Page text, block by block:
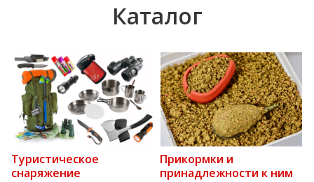
Каталог
Туристическое
снаряжение
Прикормки и
принадлежности к ним